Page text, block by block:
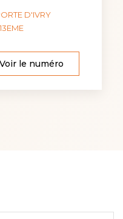
D'IVRY
Voir le numéro